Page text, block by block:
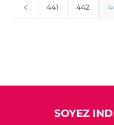
4 441 442
SOYEZ